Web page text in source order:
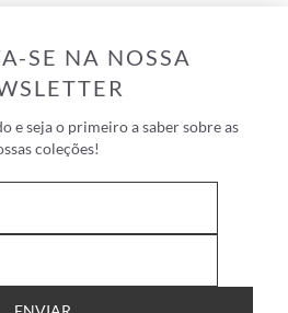
SE NA NOSSA
e seja o primeiro a saber sobre as
coleções!